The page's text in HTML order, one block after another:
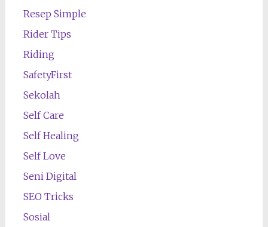
Resep Simple
Rider Tips
Riding
SafetyFirst
Sekolah
Self Care
Self Healing
Self Love
Seni Digital
SEO Tricks
Sosial